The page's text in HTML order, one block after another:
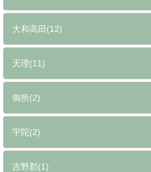
大和高田(12)
天理(11)
御所(2)
宇陀(2)
吉野郡(1)